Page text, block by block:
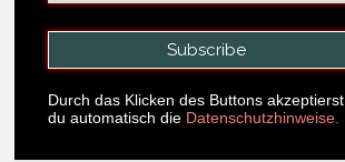
Durch das Klicken des Buttons akzeptierst
du automatisch die Datenschutzhinweise.